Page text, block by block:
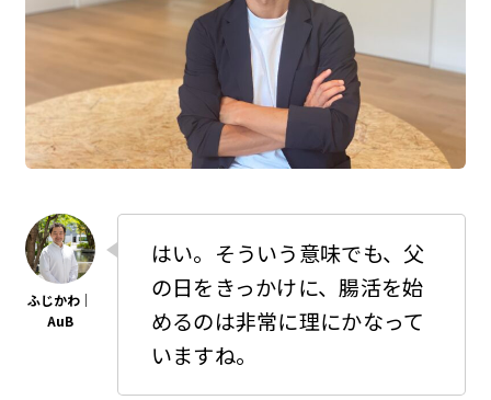
はい。そういう意味でも、父
の日をきっかけに、腸活を始
めるのは非常に理にかなって
いますね。